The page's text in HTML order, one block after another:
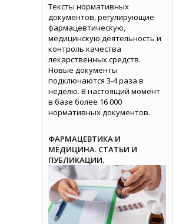
Тексты нормативных
документов, регулирующие
фармацевтическую,
медицинскую деятельность и
контроль качества
лекарственных средств.
Новые документы
подключаются 3-4 раза в
неделю. В настоящий момент
в базе более 16 000
нормативных документов.
ФАРМАЦЕВТИКА И
МЕДИЦИНА. СТАТЬИ И
ПУБЛИКАЦИИ.